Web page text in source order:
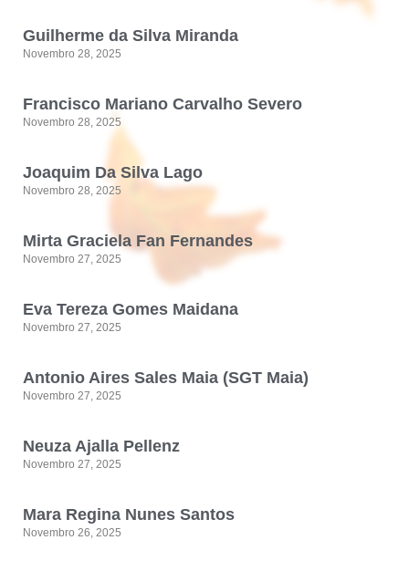
Guilherme da Silva Miranda
Novembro 28, 2025
Francisco Mariano Carvalho Severo
Novembro 28, 2025
Joaquim Da Silva Lago
Novembro 28, 2025
Mirta Graciela Fan Fernandes
Novembro 27, 2025
Eva Tereza Gomes Maidana
Novembro 27, 2025
Antonio Aires Sales Maia (SGT Maia)
Novembro 27, 2025
Neuza Ajalla Pellenz
Novembro 27, 2025
Mara Regina Nunes Santos
Novembro 26, 2025